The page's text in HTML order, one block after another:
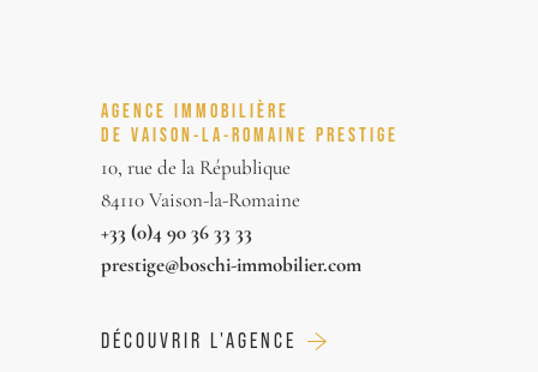
AGENCE IMMOBILIÈRE
DE VAISON-LA-ROMAINE PRESTIGE
10, rue de la République
84110 Vaison-la-Romaine
+33 (0)4 90 36 33 33
prestige@boschi-immobilier.com
DÉCOUVRIR L'AGENCE